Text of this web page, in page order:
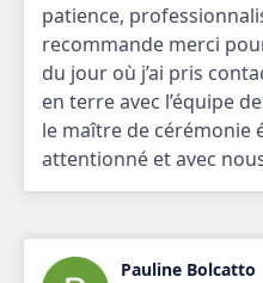
patience,
recommande merci
du jour où j’ai pris
en terre avec l’équipe
le maître de
attentionné et avec
Pauline Bolcatto